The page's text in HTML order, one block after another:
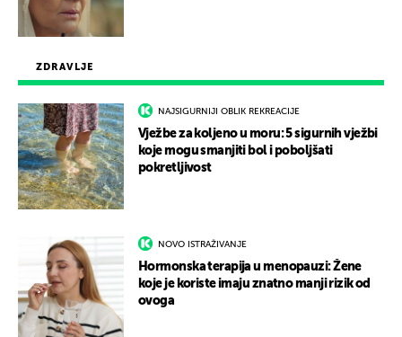
ZDRAVLJE
NAJSIGURNIJI OBLIK REKREACIJE
Vježbe za koljeno u moru: 5 sigurnih vježbi
koje mogu smanjiti bol i poboljšati
pokretljivost
NOVO ISTRAŽIVANJE
Hormonska terapija u menopauzi: Žene
koje je koriste imaju znatno manji rizik od
ovoga